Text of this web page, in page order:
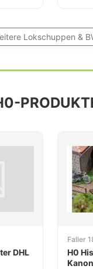
Lokschuppen &
DHL
Faller
H0